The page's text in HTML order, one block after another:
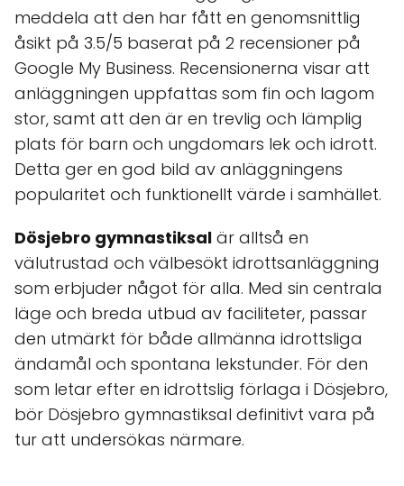
meddela att den har fått en genomsnittlig
åsikt på 3.5/5 baserat på 2 recensioner på
Google My Business. Recensionerna visar att
anläggningen uppfattas som fin och lagom
stor, samt att den är en trevlig och lämplig
plats för barn och ungdomars lek och idrott.
Detta ger en god bild av anläggningens
popularitet och funktionellt värde i samhället.
Dösjebro gymnastiksal är alltså en
välutrustad och välbesökt idrottsanläggning
som erbjuder något för alla. Med sin centrala
läge och breda utbud av faciliteter, passar
den utmärkt för både allmänna idrottsliga
ändamål och spontana lekstunder. För den
som letar efter en idrottslig förlaga i Dösjebro,
bör Dösjebro gymnastiksal definitivt vara på
tur att undersökas närmare.